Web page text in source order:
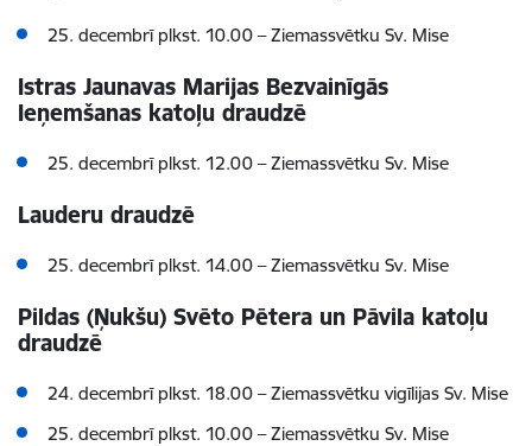
25. decembrī plkst. 10.00 –Ziemassvētku Sv. Mise
Istras Jaunavas Marijas Bezvainīgās
Ieņemšanas katoļu draudzē
25. decembrī plkst. 12.00 –Ziemassvētku Sv. Mise
Lauderu draudzē
25. decembrī plkst. 14.00 –Ziemassvētku Sv. Mise
Pildas (Ņukšu) Svēto Pētera un Pāvila katoļu
draudzē
24. decembrī plkst. 18.00 –Ziemassvētku vigīlijas Sv. Mise
25. decembrī plkst. 10.00 –Ziemassvētku Sv. Mise